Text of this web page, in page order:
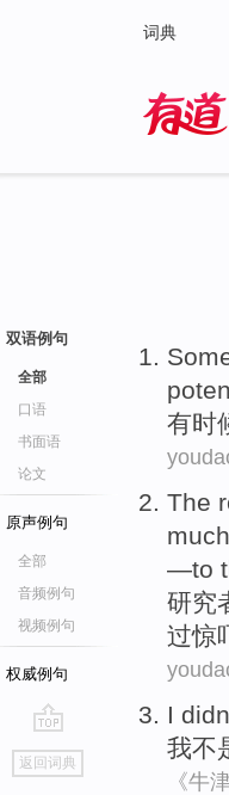
词典
双语例句
全部
口语
书面语
论文
原声例句
全部
音频例句
视频例句
权威例句
go
top
返回词典
有时
The
much
—to
研究
过惊
I
我不
《牛